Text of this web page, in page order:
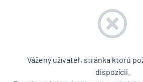
Vážený užívateľ, stránka ktorú
dispozícii.